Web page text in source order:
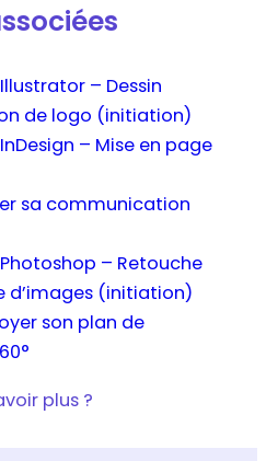
– Dessin
de logo (initiation)
– Mise en page
sa communication
– Retouche
(initiation)
son plan de
plus ?